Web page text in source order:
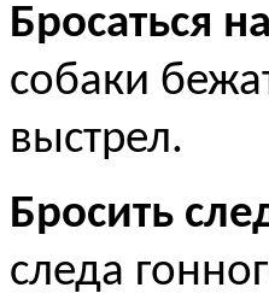
Бросаться
собаки
выстрел.
Бросить
следа